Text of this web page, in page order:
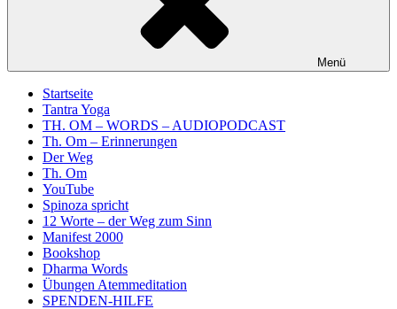
Menü
Startseite
Tantra Yoga
TH. OM – WORDS – AUDIOPODCAST
Th. Om – Erinnerungen
Der Weg
Th. Om
YouTube
Spinoza spricht
12 Worte – der Weg zum Sinn
Manifest 2000
Bookshop
Dharma Words
Übungen Atemmeditation
SPENDEN-HILFE